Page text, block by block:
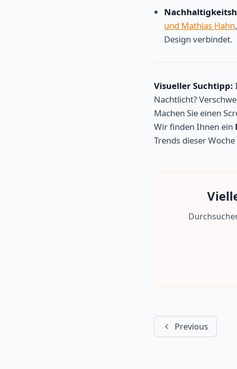
und Mathias Hahn
Design verbindet.
Visueller Suchtipp:
Nachtlicht?
Machen Sie einen
Wir finden Ihnen ein
Trends dieser
Previous